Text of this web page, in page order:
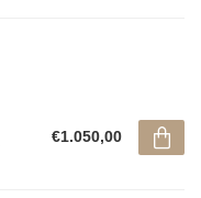
€1.050,00